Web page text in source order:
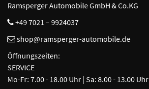
Ramsperger Automobile GmbH & Co.KG
+49 7021 – 9924037
shop@ramsperger-automobile.de
Öffnungszeiten:
SERVICE
Mo-Fr: 7.00 - 18.00 Uhr | Sa: 8.00 - 13.00 Uhr